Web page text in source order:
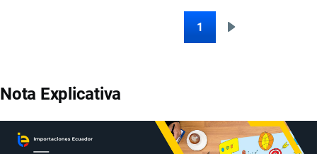
1
Nota Explicativa